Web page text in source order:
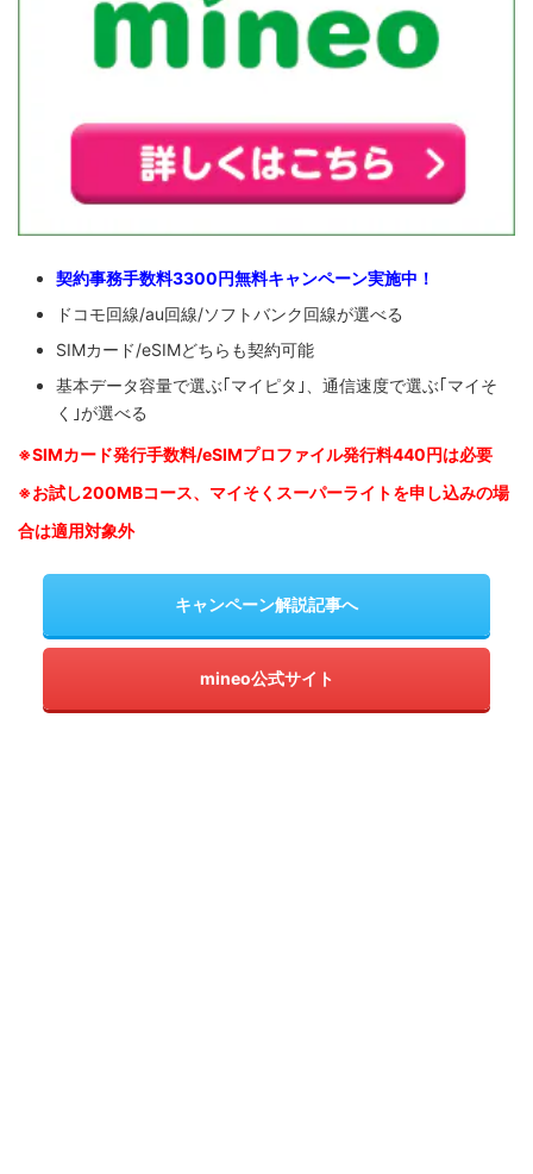
契約事務手数料3300円無料キャンペーン実施中！
ドコモ回線/au回線/ソフトバンク回線が選べる
SIMカード/eSIMどちらも契約可能
基本データ容量で選ぶ｢マイピタ｣、通信速度で選ぶ｢マイそ
く｣が選べる
※SIMカード発行手数料/eSIMプロファイル発行料440円は必要
※お試し200MBコース、マイそくスーパーライトを申し込みの場
合は適用対象外
キャンペーン解説記事へ
mineo公式サイト